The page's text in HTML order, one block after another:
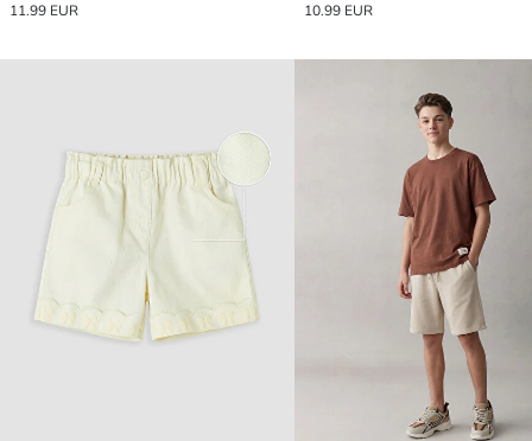
11.99 EUR
10.99 EUR